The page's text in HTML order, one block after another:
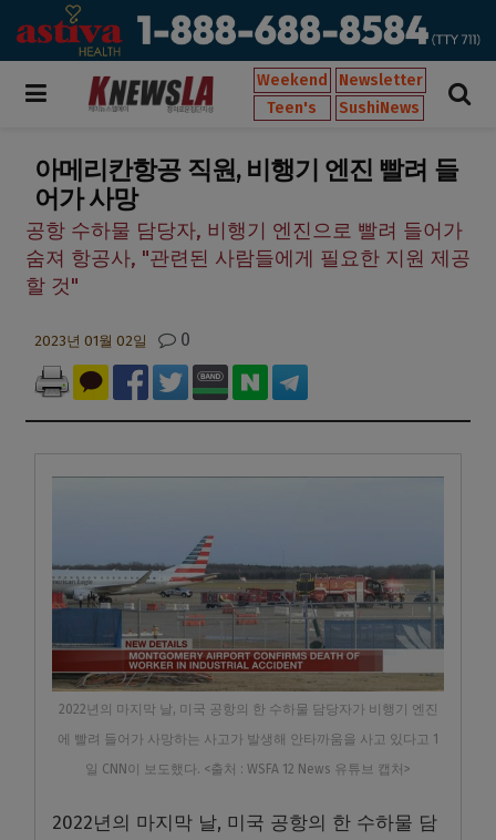
Weekend
Newsletter
Teen's
SushiNews
아메리칸항공 직원, 비행기 엔진 빨려 들
어가 사망
공항 수하물 담당자, 비행기 엔진으로 빨려 들어가
숨져 항공사, "관련된 사람들에게 필요한 지원 제공
할 것"
2023년 01월 02일 0
2022년의 마지막 날, 미국 공항의 한 수하물 담당자가 비행기 엔진
에 빨려 들어가 사망하는 사고가 발생해 안타까움을 사고 있다고 1
일 CNN이 보도했다. <출처 : WSFA 12 News 유튜브 캡처>
2022년의 마지막 날, 미국 공항의 한 수하물 담